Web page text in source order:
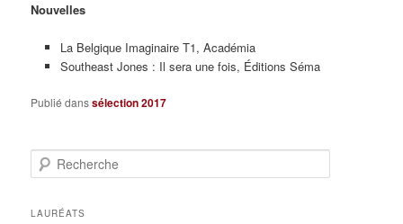
Nouvelles
La Belgique Imaginaire T1, Académia
Southeast Jones : Il sera une fois, Éditions Séma
Publié danssélection 2017
e
hLAURÉATS